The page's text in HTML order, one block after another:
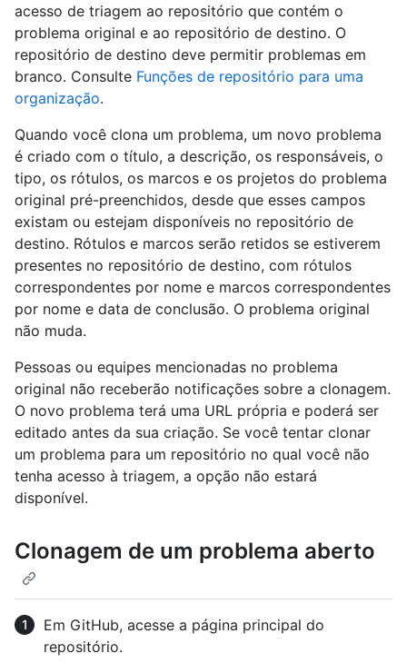
acesso de triagem ao repositório que contém o
problema original e ao repositório de destino. O
repositório de destino deve permitir problemas em
branco. Consulte Funções de repositório para uma
organização.
Quando você clona um problema, um novo problema
é criado com o título, a descrição, os responsáveis, o
tipo, os rótulos, os marcos e os projetos do problema
original pré-preenchidos, desde que esses campos
existam ou estejam disponíveis no repositório de
destino. Rótulos e marcos serão retidos se estiverem
presentes no repositório de destino, com rótulos
correspondentes por nome e marcos correspondentes
por nome e data de conclusão. O problema original
não muda.
Pessoas ou equipes mencionadas no problema
original não receberão notificações sobre a clonagem.
O novo problema terá uma URL própria e poderá ser
editado antes da sua criação. Se você tentar clonar
um problema para um repositório no qual você não
tenha acesso à triagem, a opção não estará
disponível.
Clonagem de um problema aberto
Em GitHub, acesse a página principal do
repositório.